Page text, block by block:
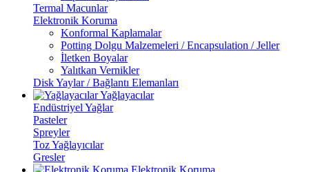
Termal Macunlar
Elektronik Koruma
Konformal Kaplamalar
Potting Dolgu Malzemeleri / Encapsulation / Jeller
İletken Boyalar
Yalıtkan Vernikler
Disk Yaylar / Bağlantı Elemanları
Yağlayacılar
Endüstriyel Yağlar
Pasteler
Spreyler
Toz Yağlayıcılar
Gresler
Elektronik Koruma